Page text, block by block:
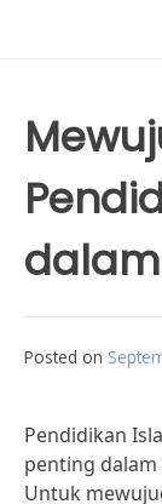
Posted on
Pendidikan
penting
Untuk